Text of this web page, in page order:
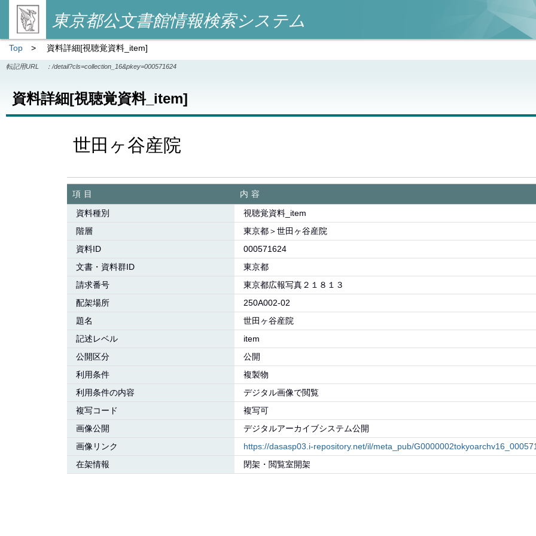
東京都公文書館情報検索システム
Top > 資料詳細[視聴覚資料_item]
転記用URL ： /detail?cls=collection_16&pkey=000571624
資料詳細[視聴覚資料_item]
世田ヶ谷産院
項目
内容
資料種別
視聴覚資料_item
階層
東京都＞世田ヶ谷産院
資料ID
000571624
文書・資料群ID
東京都
請求番号
東京都広報写真２１８１３
配架場所
250A002-02
題名
世田ヶ谷産院
記述レベル
item
公開区分
公開
利用条件
複製物
利用条件の内容
デジタル画像で閲覧
複写コード
複写可
画像公開
デジタルアーカイブシステム公開
画像リンク
https://dasasp03.i-repository.net/il/meta_pub/
在架情報
閉架・閲覧室開架